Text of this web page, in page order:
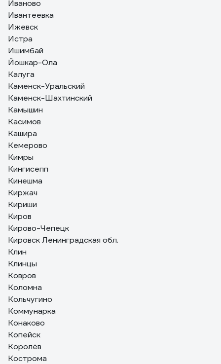
Иваново
Ивантеевка
Ижевск
Истра
Ишимбай
Йошкар-Ола
Калуга
Каменск-Уральский
Каменск-Шахтинский
Камышин
Касимов
Кашира
Кемерово
Кимры
Кингисепп
Кинешма
Киржач
Кириши
Киров
Кирово-Чепецк
Кировск Ленинградская обл.
Клин
Клинцы
Ковров
Коломна
Кольчугино
Коммунарка
Конаково
Копейск
Королёв
Кострома